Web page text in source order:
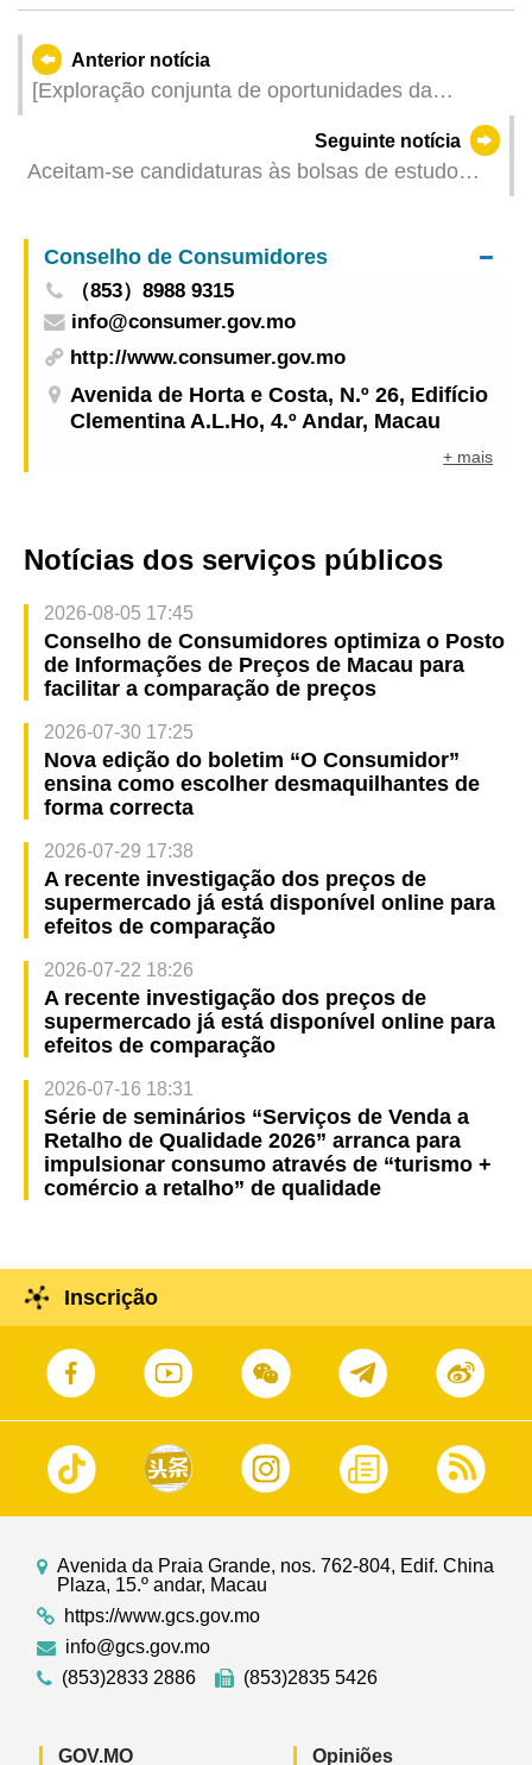
Anterior notícia
[Exploração conjunta de oportunidades da
participação das empresas de Macau na sessão
de intercâmbio de cooperação entre a Grande
Seguinte notícia
Aceitam-se candidaturas às bolsas de estudo
às bolsas-empréstimo, no âmbito do “Plano de
financiamento das bolsas de estudo para o
ensino superior” do ano lectivo de 2024/2025 do
Fundo Educativo
Conselho de Consumidores
（853）8988 9315
info@consumer.gov.mo
http://www.consumer.gov.mo
Avenida de Horta e Costa, N.º 26, Edifício
Clementina A.L.Ho, 4.º Andar, Macau
+ mais
Notícias dos serviços públicos
2026-08-05 17:45
Conselho de Consumidores optimiza o Posto
de Informações de Preços de Macau para
facilitar a comparação de preços
2026-07-30 17:25
Nova edição do boletim “O Consumidor”
ensina como escolher desmaquilhantes de
forma correcta
2026-07-29 17:38
A recente investigação dos preços de
supermercado já está disponível online para
efeitos de comparação
2026-07-22 18:26
A recente investigação dos preços de
supermercado já está disponível online para
efeitos de comparação
2026-07-16 18:31
Série de seminários “Serviços de Venda a
Retalho de Qualidade 2026” arranca para
impulsionar consumo através de “turismo +
comércio a retalho” de qualidade
Inscrição
Avenida da Praia Grande, nos. 762-804, Edif. China
Plaza, 15.º andar, Macau
https://www.gcs.gov.mo
info@gcs.gov.mo
(853)2833 2886
(853)2835 5426
GOV.MO Opiniões